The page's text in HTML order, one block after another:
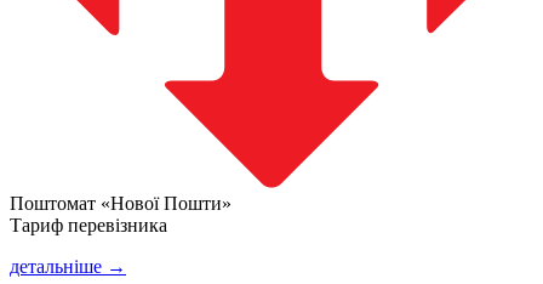
Поштомат «Нової Пошти»
Тариф перевізника
детальніше →